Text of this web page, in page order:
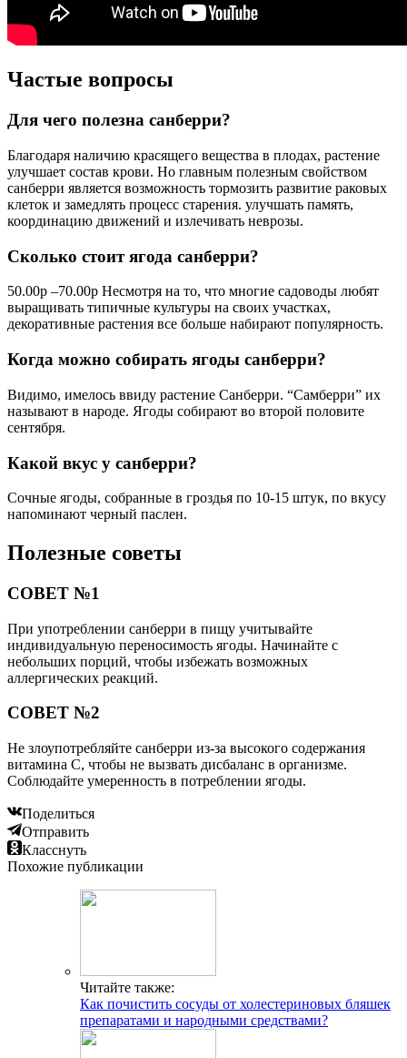
Частые вопросы
Для чего полезна санберри?
Благодаря наличию красящего вещества в плодах, растение
улучшает состав крови. Но главным полезным свойством
санберри является возможность тормозить развитие раковых
клеток и замедлять процесс старения. улучшать память,
координацию движений и излечивать неврозы.
Сколько стоит ягода санберри?
50.00р –70.00р Несмотря на то, что многие садоводы любят
выращивать типичные культуры на своих участках,
декоративные растения все больше набирают популярность.
Когда можно собирать ягоды санберри?
Видимо, имелось ввиду растение Санберри. “Самберри” их
называют в народе. Ягоды собирают во второй половите
сентября.
Какой вкус у санберри?
Сочные ягоды, собранные в гроздья по 10-15 штук, по вкусу
напоминают черный паслен.
Полезные советы
СОВЕТ №1
При употреблении санберри в пищу учитывайте
индивидуальную переносимость ягоды. Начинайте с
небольших порций, чтобы избежать возможных
аллергических реакций.
СОВЕТ №2
Не злоупотребляйте санберри из-за высокого содержания
витамина С, чтобы не вызвать дисбаланс в организме.
Соблюдайте умеренность в потреблении ягоды.
Поделиться
Отправить
Класснуть
Похожие публикации
Читайте также:
Как почистить сосуды от холестериновых бляшек
препаратами и народными средствами?